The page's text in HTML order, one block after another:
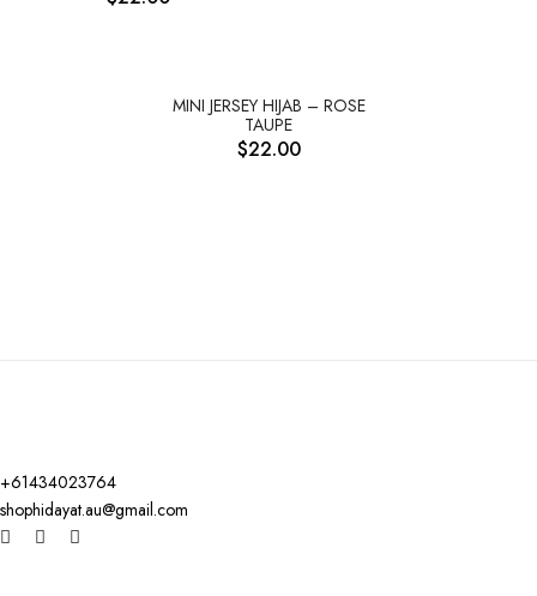
MINI JERSEY HIJAB – ROSE
TAUPE
$22.00
+61434023764
shophidayat.au@gmail.com